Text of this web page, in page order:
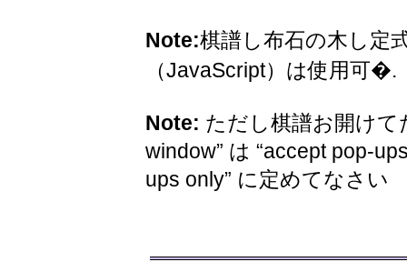
Note:棋譜し布石の木し定
（JavaScript）は使用可�.
Note: ただし棋譜お開けて
window” は “accept pop-
ups only” に定めてなさい